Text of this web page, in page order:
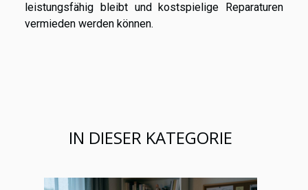
leistungsfähig bleibt und kostspielige Reparaturen
vermieden werden können.
IN DIESER KATEGORIE